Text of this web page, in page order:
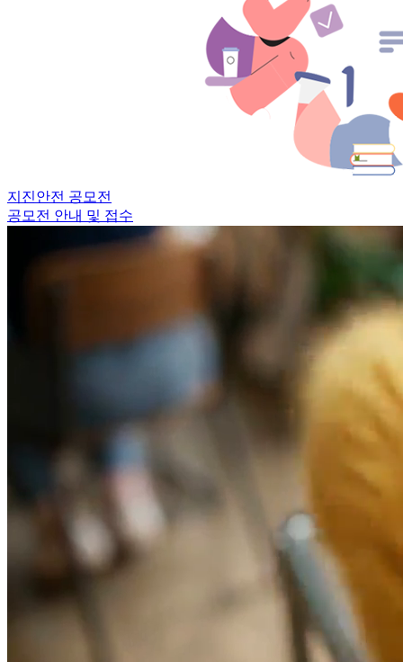
지진안전 공모전
공모전 안내 및 접수